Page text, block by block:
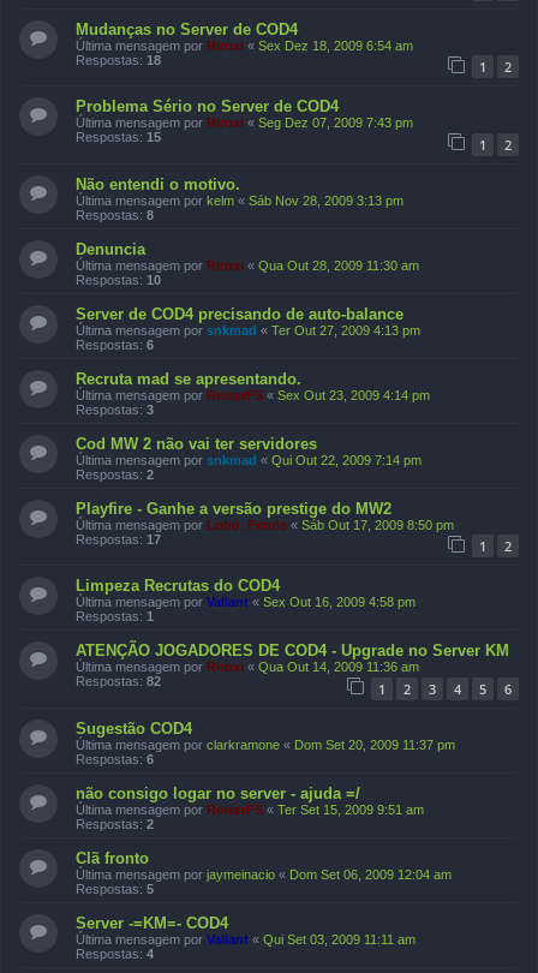
Mudanças no Server de COD4
Última mensagem por Riroxi « Sex Dez 18, 2009 6:54 am
Respostas: 18 1 2
Problema Sério no Server de COD4
Última mensagem por Riroxi « Seg Dez 07, 2009 7:43 pm
Respostas: 15 1 2
Não entendi o motivo.
Última mensagem por kelm « Sáb Nov 28, 2009 3:13 pm
Respostas: 8
Denuncia
Última mensagem por Riroxi « Qua Out 28, 2009 11:30 am
Respostas: 10
Server de COD4 precisando de auto-balance
Última mensagem por snkmad « Ter Out 27, 2009 4:13 pm
Respostas: 6
Recruta mad se apresentando.
Última mensagem por ReiserFS « Sex Out 23, 2009 4:14 pm
Respostas: 3
Cod MW 2 não vai ter servidores
Última mensagem por snkmad « Qui Out 22, 2009 7:14 pm
Respostas: 2
Playfire - Ganhe a versão prestige do MW2
Última mensagem por Lobo_Fenris « Sáb Out 17, 2009 8:50 pm
Respostas: 17 1 2
Limpeza Recrutas do COD4
Última mensagem por Valiant « Sex Out 16, 2009 4:58 pm
Respostas: 1
ATENÇÃO JOGADORES DE COD4 - Upgrade no Server KM
Última mensagem por Riroxi « Qua Out 14, 2009 11:36 am
Respostas: 82 1 2 3 4 5 6
Sugestão COD4
Última mensagem por clarkramone « Dom Set 20, 2009 11:37 pm
Respostas: 6
não consigo logar no server - ajuda =/
Última mensagem por ReiserFS « Ter Set 15, 2009 9:51 am
Respostas: 2
Clã fronto
Última mensagem por jaymeinacio « Dom Set 06, 2009 12:04 am
Respostas: 5
Server -=KM=- COD4
Última mensagem por Valiant « Qui Set 03, 2009 11:11 am
Respostas: 4